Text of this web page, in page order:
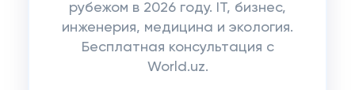
рубежом в 2026 году. IT, бизнес,
инженерия, медицина и экология.
Бесплатная консультация с
World.uz.